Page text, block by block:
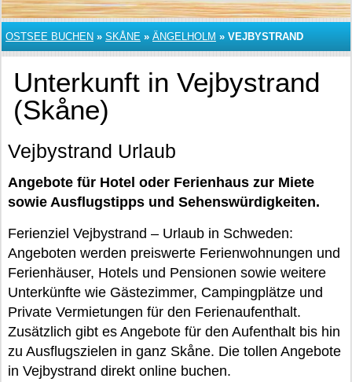
OSTSEE BUCHEN » SKÅNE » ÄNGELHOLM » VEJBYSTRAND
Unterkunft in Vejbystrand
(Skåne)
Vejbystrand Urlaub
Angebote für Hotel oder Ferienhaus zur Miete
sowie Ausflugstipps und Sehenswürdigkeiten.
Ferienziel Vejbystrand – Urlaub in Schweden:
Angeboten werden preiswerte Ferienwohnungen und
Ferienhäuser, Hotels und Pensionen sowie weitere
Unterkünfte wie Gästezimmer, Campingplätze und
Private Vermietungen für den Ferienaufenthalt.
Zusätzlich gibt es Angebote für den Aufenthalt bis hin
zu Ausflugszielen in ganz Skåne. Die tollen Angebote
in Vejbystrand direkt online buchen.